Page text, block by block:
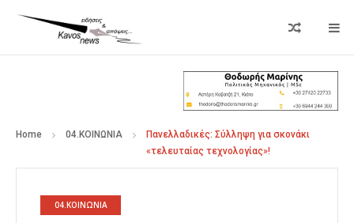
Home 04.ΚΟΙΝΩΝΙΑ
Πανελλαδικές: Σύλληψη για σκονάκι
«τελευταίας τεχνολογίας»!
04.ΚΟΙΝΩΝΙΑ